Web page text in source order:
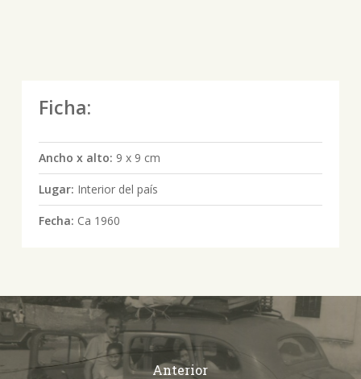
Ficha:
Ancho x alto: 9 x 9 cm
Lugar: Interior del país
Fecha: Ca 1960
Anterior